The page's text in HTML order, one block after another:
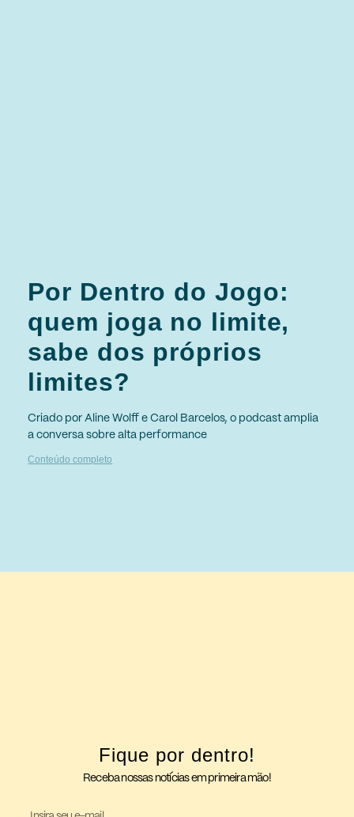
Por Dentro do Jogo:
quem joga no limite,
sabe dos próprios
limites?
Criado por Aline Wolff e Carol Barcelos, o podcast amplia
a conversa sobre alta performance
Conteúdo completo
Fique por dentro!
Receba nossas notícias em primeira mão!